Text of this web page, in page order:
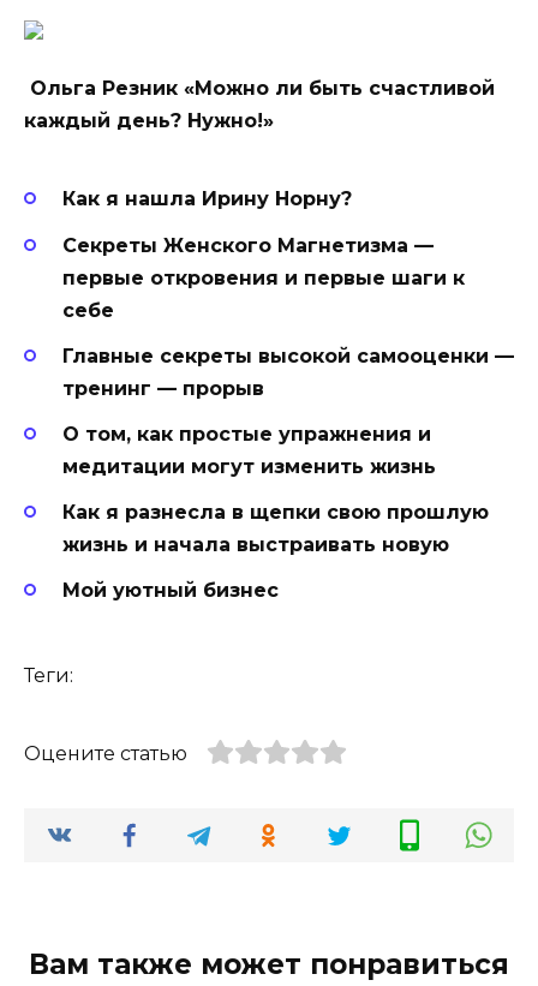
Ольга Резник «Можно ли быть счастливой
каждый день? Нужно!»
Как я нашла Ирину Норну?
Секреты Женского Магнетизма —
первые откровения и первые шаги к
себе
Главные секреты высокой самооценки —
тренинг — прорыв
О том, как простые упражнения и
медитации могут изменить жизнь
Как я разнесла в щепки свою прошлую
жизнь и начала выстраивать новую
Мой уютный бизнес
Теги:
Оцените статью
Вам также может понравиться